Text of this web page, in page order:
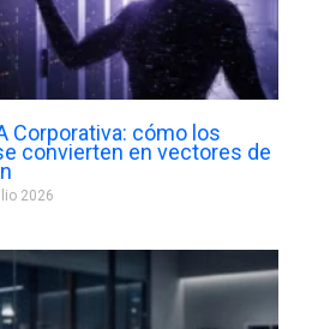
Corporativa: cómo los
convierten en vectores de
2026